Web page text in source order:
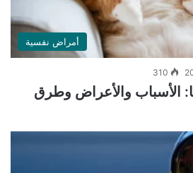
أمراض نفسية
310
الأسباب والأعراض وطرق